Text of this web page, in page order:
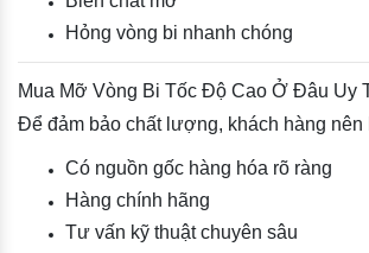
Hỏng vòng bi nhanh chóng
Mua Mỡ Vòng Bi Tốc Độ Cao Ở Đâu Uy
Để đảm bảo chất lượng, khách hàng
Có nguồn gốc hàng hóa rõ ràng
Hàng chính hãng
Tư vấn kỹ thuật chuyên sâu